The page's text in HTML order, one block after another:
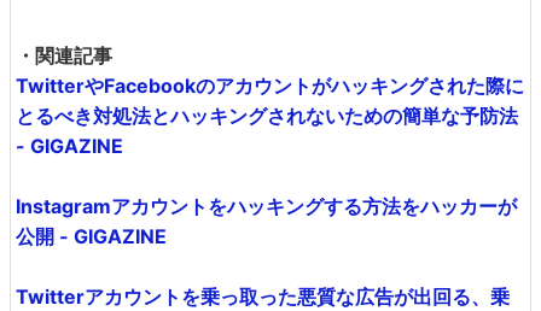
・関連記事
TwitterやFacebookのアカウントがハッキングされた際に
とるべき対処法とハッキングされないための簡単な予防法
- GIGAZINE
Instagramアカウントをハッキングする方法をハッカーが
公開 - GIGAZINE
Twitterアカウントを乗っ取った悪質な広告が出回る、乗